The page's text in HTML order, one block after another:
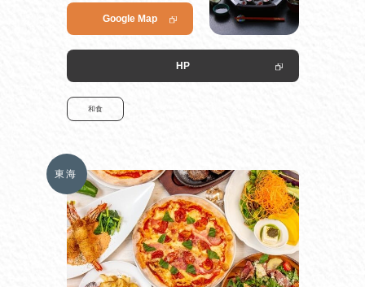
Google Map
HP
和食
東海